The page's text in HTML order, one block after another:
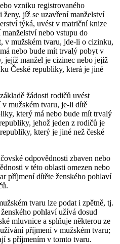
vzniku registrovaného
ženy, jíž se uzavření manželství
týká, uvést v matriční knize
nebo vstupu do
v mužském tvaru, jde-li o cizinku,
nebo bude mít trvalý pobyt v
jejíž manžel je cizinec nebo jejíž
České republiky, která je jiné
žádosti rodičů uvést
mužském tvaru, je-li dítě
který má nebo bude mít trvalý
jehož jeden z rodičů je
který je jiné než české
odpovědnosti zbaven nebo
v této oblasti omezen nebo
příjmení dítěte ženského pohlaví
tvaru lze podat i zpětně, tj.
pohlaví užívá dosud
mluvnice a splňuje některou ze
příjmení v mužském tvaru;
s příjmením v tomto tvaru.